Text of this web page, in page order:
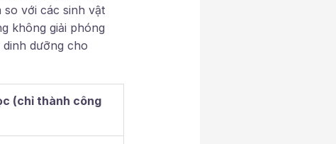
so với các sinh vật
không giải phóng
dưỡng cho
(chỉ thành công